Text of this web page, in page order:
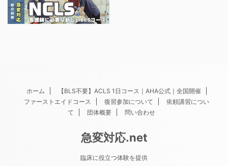
ホーム
【BLS不要】ACLS 1日コース｜AHA公式｜全国開催
ファーストエイドコース
復習参加について
依頼講習につい
て
団体概要 問い合わせ
急変対応.net
臨床に役立つ体験を提供